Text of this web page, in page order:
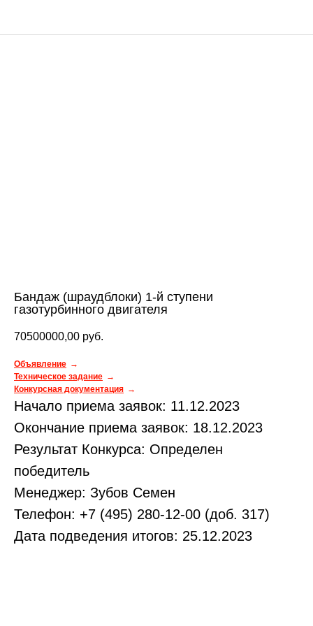
Бандаж (шраудблоки) 1-й ступени
газотурбинного двигателя
70500000,00 руб.
Объявление
Техническое задание
Конкурсная документация
Начало приема заявок: 11.12.2023
Окончание приема заявок: 18.12.2023
Результат Конкурса: Определен
победитель
Менеджер: Зубов Семен
Телефон: +7 (495) 280-12-00 (доб. 317)
Дата подведения итогов: 25.12.2023